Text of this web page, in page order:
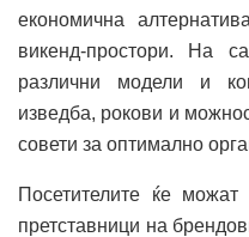
економична
викенд-простори. На
различни модели и
изведба, рокови и
совети за оптимално
Посетителите ќе
претставници на